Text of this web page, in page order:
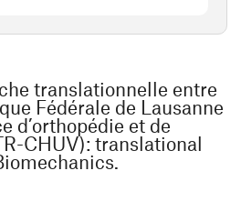
translationnelle entre
Fédérale de Lausanne
d’orthopédie et de
CHUV): translational